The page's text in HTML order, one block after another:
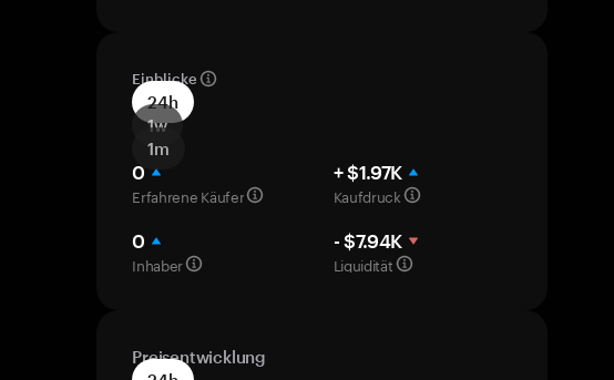
Einblicke
24h
1w
1m
0
Erfahrene Käufer
+ $1.97K
Kaufdruck
0
Inhaber
- $7.94K
Liquidität
Preisentwicklung